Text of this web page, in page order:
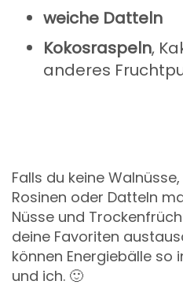
weiche Datteln
Kokosraspeln,
anderes
Falls du keine
Rosinen oder Datteln
Nüsse und
deine Favoriten
können Energiebälle so
und ich. 🙂